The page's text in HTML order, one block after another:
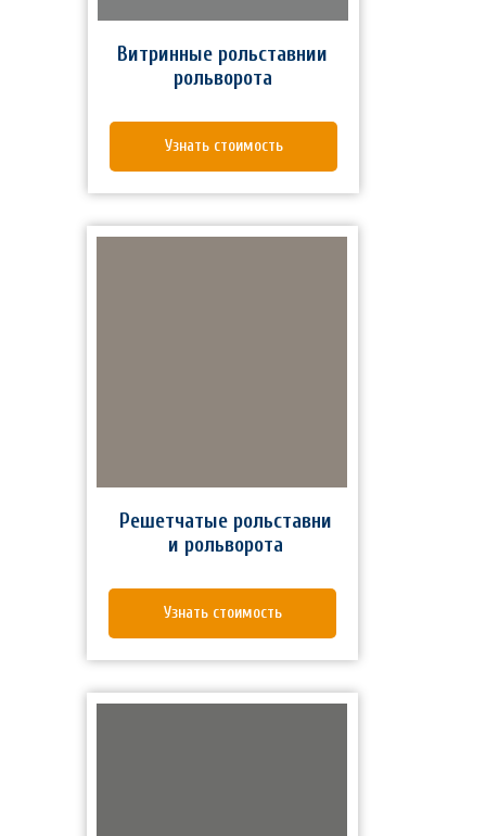
Узнать стоимость
Решетчатые рольставни
и рольворота
Витринные рольставнии
рольворота
Узнать стоимость